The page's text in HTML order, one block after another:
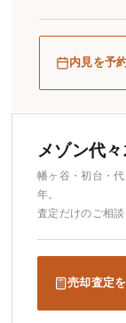
内見を予
メゾン代
幡ヶ谷・初台・
年。
査定だけのご相
売却査定